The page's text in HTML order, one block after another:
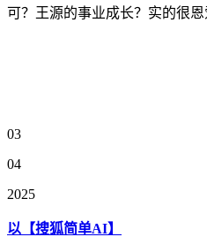
可？王源的事业成长？实的很恩
03
04
2025
以【搜狐简单AI】